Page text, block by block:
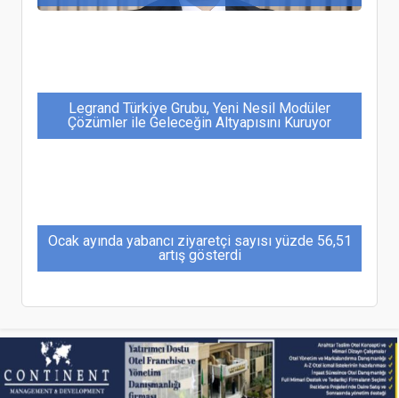
Legrand Türkiye Grubu, Yeni Nesil Modüler
Çözümler ile Geleceğin Altyapısını Kuruyor
Ocak ayında yabancı ziyaretçi sayısı yüzde 56,51
artış gösterdi
Rusların komşu ülkelere yeni yıl gezi talebi artış
gösterdi